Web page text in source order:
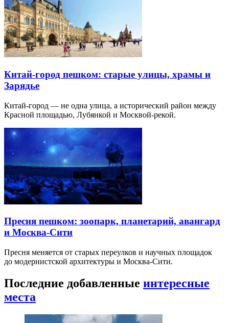
Китай-город пешком: старые улицы, храмы и
Зарядье
Китай-город — не одна улица, а исторический район между
Красной площадью, Лубянкой и Москвой-рекой.
Пресня пешком: зоопарк, планетарий, авангард
и Москва-Сити
Пресня меняется от старых переулков и научных площадок
до модернистской архитектуры и Москва-Сити.
Последние добавленные интересные
места